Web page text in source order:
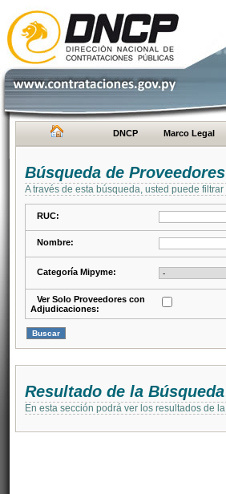
DNCP Marco Legal
Búsqueda de Proveedores
A través de esta búsqueda, usted puede
RUC:
Nombre:
Categoría Mipyme:
Ver Solo Proveedores con
Adjudicaciones:
Resultado de la Búsqueda
En esta sección podrá ver los resultados de